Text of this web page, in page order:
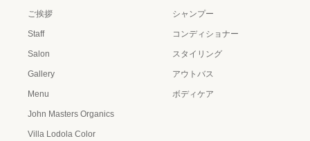
ご挨拶
Staff
Salon
Gallery
Menu
John Masters Organics
Villa Lodola Color
シャンプー
コンディショナー
スタイリング
アウトバス
ボディケア